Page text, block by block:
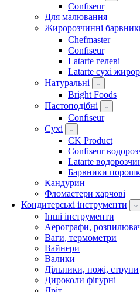
Confiseur
Для малювання
Жиророзчинні
Chefmaster
Confiseur
Latarte гелеві
Latarte сухі
Натуральні
Bright Foods
Пастоподібні
Confiseur
Сухі
CK Product
Confiseur
Latarte
Барвники
Кандурин
Фломастери харчові
Кондитерські інструменти
Інші інструменти
Аерографи,
Ваги, термометри
Вайнери
Валики
Дільники, ножі, струни
Дироколи фігурні